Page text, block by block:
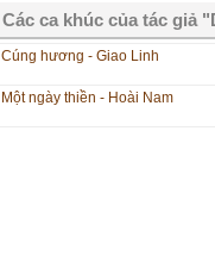
Các ca khúc của tác giả
Cúng hương - Giao Linh
Một ngày thiền - Hoài Nam